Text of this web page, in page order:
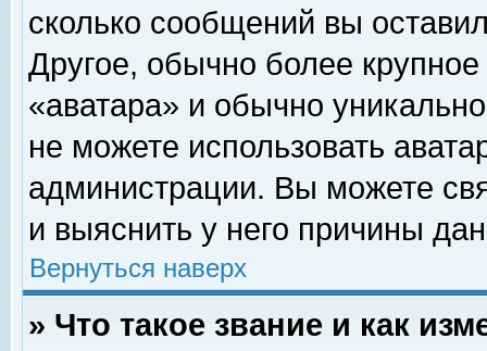
сколько сообщений вы
Другое, обычно более
«аватара» и обычно
не можете использовать
администрации. Вы можете
и выяснить у него причины
Вернуться наверх
» Что такое звание и как